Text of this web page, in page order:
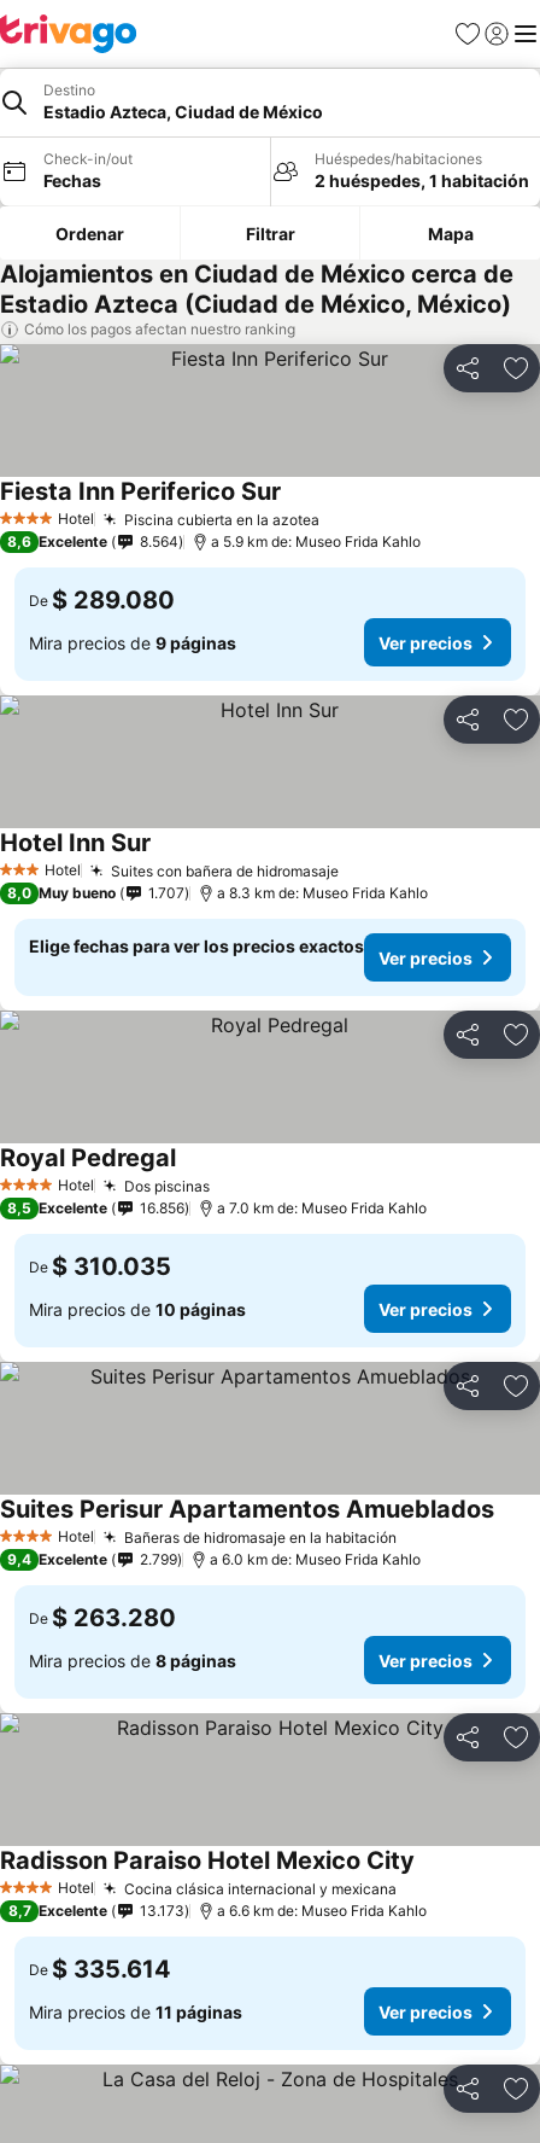
Favoritos
Iniciar
Destino
Estadio Azteca, Ciudad de México
Check-in/out
Fechas
Huéspedes/habitaciones
2 huéspedes, 1 habitación
Ordenar Filtrar Mapa
Alojamientos en Ciudad de México cerca de
Estadio Azteca (Ciudad de México, México)
Cómo los pagos afectan nuestro ranking
Compartir
4 EstrellasHotel Piscina cubierta en la azotea
Fiesta Inn Periferico Sur
8,6 Excelente 8.564 a 5.9 km de: Museo Frida Kahlo
De $ 289.080
Mira precios de 9 páginas Ver precios
Compartir
3 Estrellas
Hotel Suites con bañera de hidromasajeVer precios
Hotel Inn Sur
8,0 Muy bueno 1.707 a 8.3 km de: Museo Frida Kahlo
Elige fechas para ver los precios exactos
Ver precios
Compartir
4 EstrellasHotel Dos piscinasVer precios
Royal PedregalVer precios
8,5 Excelente 16.856 a 7.0 km de: Museo Frida Kahlo
De $ 310.035
Mira precios de 10 páginas Ver precios
Compartir
4 EstrellasHotel Bañeras de hidromasaje en la habitación
Suites Perisur Apartamentos AmuebladosVer
9,4 Excelente 2.799 a 6.0 km de: Museo Frida Kahlo
De $ 263.280
Mira precios de 8 páginas Ver precios
Compartir
4 EstrellasHotel Cocina clásica internacional y mexicana
Radisson Paraiso Hotel Mexico City
8,7 Excelente 13.173 a 6.6 km de: Museo Frida Kahlo
De $ 335.614
Mira precios de 11 páginas Ver precios
Compartir